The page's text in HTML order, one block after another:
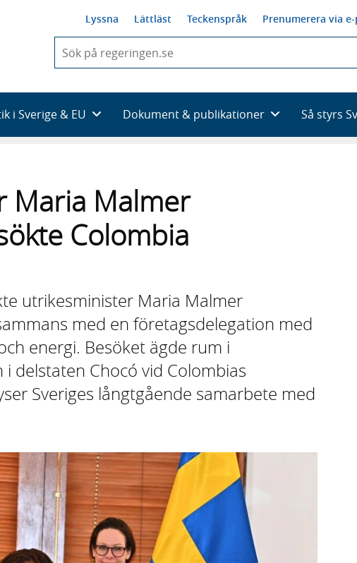
Lyssna Lättläst Teckenspråk Prenumerera via
du
skriva
framträder
en
i Sverige & EU Dokument & publikationer Så styrs
Maria Malmer
Colombia
utrikesminister Maria Malmer
med en företagsdelegation med
energi. Besöket ägde rum i
delstaten Chocó vid Colombias
Sveriges långtgående samarbete med